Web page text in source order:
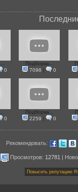
0
Подборка...
7098 | 0
0
Подборка...
2259 | 0
Рекомендовать:
Просмотров: 12781 |